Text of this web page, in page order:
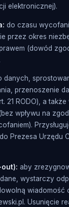
elektronicznej).
do czasu
przez okres
(dowód
danych,
przenoszenie
21 RODO), a
wpływu na
Prezesa Urzędu
aby
wystarczy
wiadomość
Usunięcie